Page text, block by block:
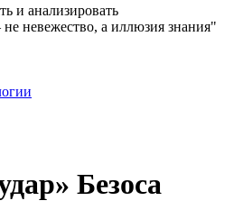
и анализировать
невежество, а иллюзия знания"
Безоса